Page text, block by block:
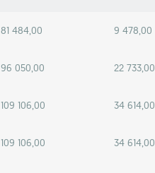
81 484,00 9 478,00
96 050,00 22 733,00
109 106,00 34 614,00
109 106,00 34 614,00